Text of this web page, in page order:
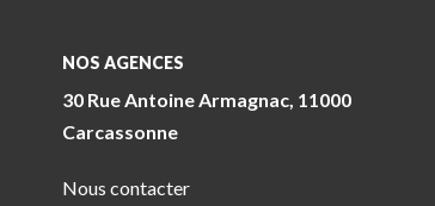
NOS AGENCES
30 Rue Antoine Armagnac, 11000
Carcassonne
Nous contacter